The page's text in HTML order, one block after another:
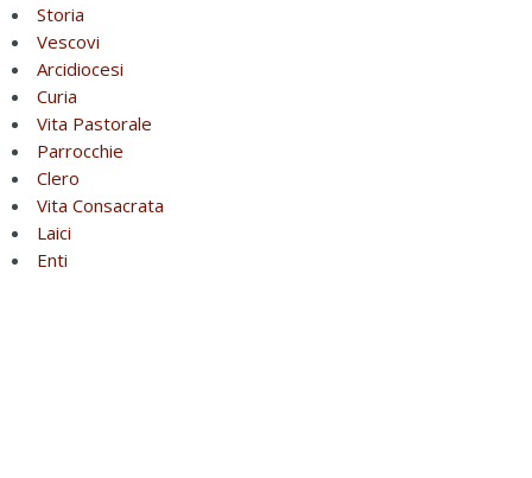
Storia
Vescovi
Arcidiocesi
Curia
Vita Pastorale
Parrocchie
Clero
Vita Consacrata
Laici
Enti